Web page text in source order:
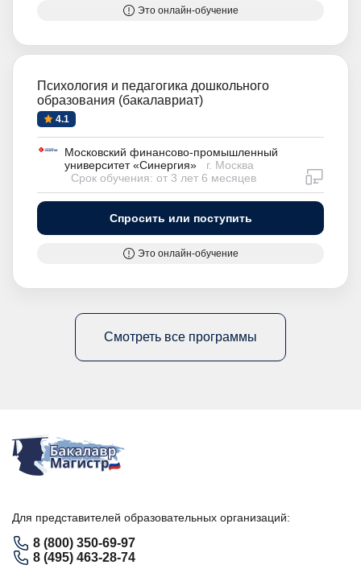
Это онлайн-обучение
Психология и педагогика дошкольного
образования (бакалавриат)
4.1
Московский финансово-промышленный
университет «Синергия»
г. Москва
Срок обучения: от 3 лет 6 месяцев
Спросить или поступить
Это онлайн-обучение
Смотреть все программы
Для представителей образовательных организаций:
8 (800) 350-69-97
8 (495) 463-28-74